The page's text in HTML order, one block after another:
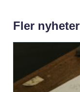
Fler nyheter